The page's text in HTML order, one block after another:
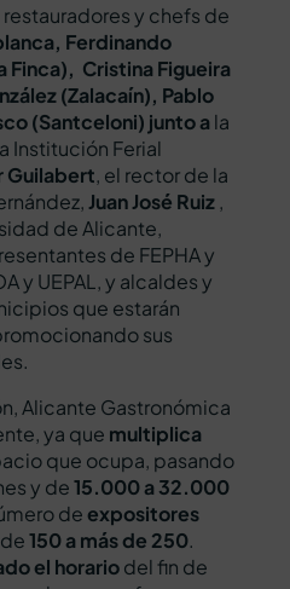
y chefs de
Ferdinando
Finca), Cristina Figueira
(Zalacaín), Pablo
(Santceloni) junto a la
Institución Ferial
Guilabert, el rector de la
Juan José Ruiz,
de Alicante,
de FEPHA y
y UEPAL, y alcaldes y
que estarán
sus
Alicante Gastronómica
ya que multiplica
que ocupa, pasando
y de15.000 a 32.000
deexpositores
150 a más de 250.
el horariodel fin de